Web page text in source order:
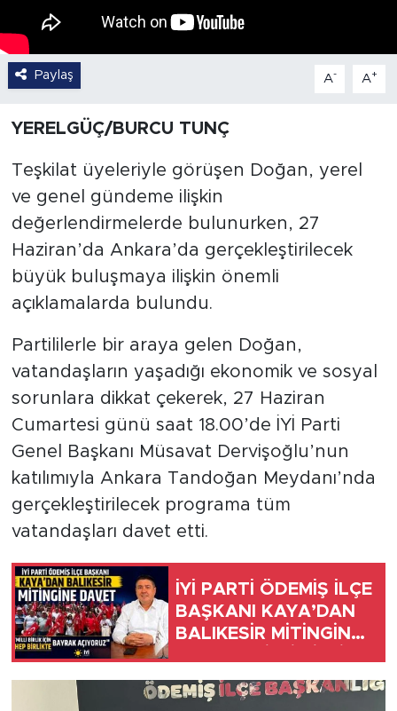
Paylaş A- A+
YERELGÜÇ/BURCU TUNÇ
Teşkilat üyeleriyle görüşen Doğan, yerel
ve genel gündeme ilişkin
değerlendirmelerde bulunurken, 27
Haziran’da Ankara’da gerçekleştirilecek
büyük buluşmaya ilişkin önemli
açıklamalarda bulundu.
Partililerle bir araya gelen Doğan,
vatandaşların yaşadığı ekonomik ve sosyal
sorunlara dikkat çekerek, 27 Haziran
Cumartesi günü saat 18.00’de İYİ Parti
Genel Başkanı Müsavat Dervişoğlu’nun
katılımıyla Ankara Tandoğan Meydanı’nda
gerçekleştirilecek programa tüm
vatandaşları davet etti.
İYİ PARTİ ÖDEMİŞ İLÇE
BAŞKANI KAYA’DAN
BALIKESİR MİTİNGİNE
İÇİN HEP BİRLİKTE
BAYRAK AÇIYORUZ”